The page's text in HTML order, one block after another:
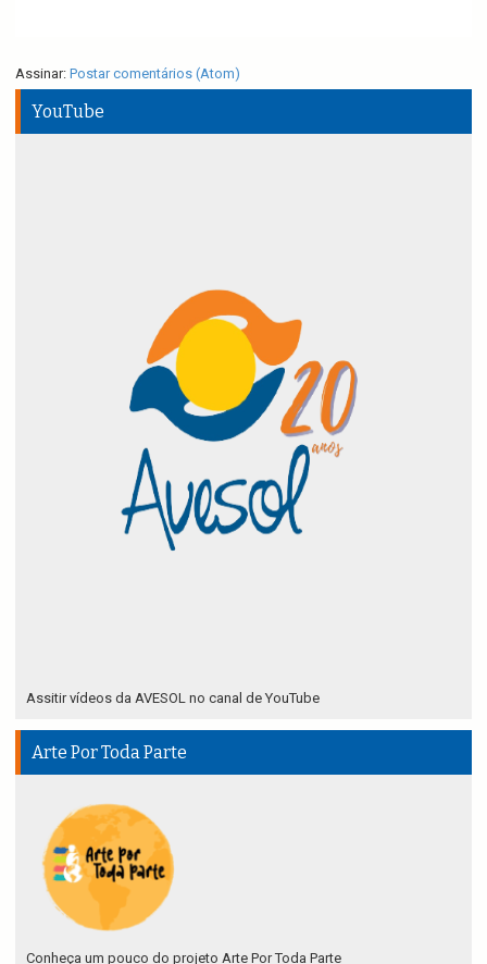
Assinar: Postar comentários (Atom)
YouTube
Assitir vídeos da AVESOL no canal de YouTube
Arte Por Toda Parte
Conheça um pouco do projeto Arte Por Toda Parte